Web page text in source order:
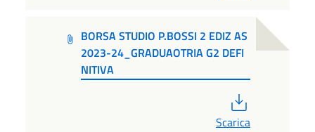
BORSA STUDIO P.BOSSI 2 EDIZ AS
2023-24_GRADUAOTRIA G2 DEFI
NITIVA
Scarica